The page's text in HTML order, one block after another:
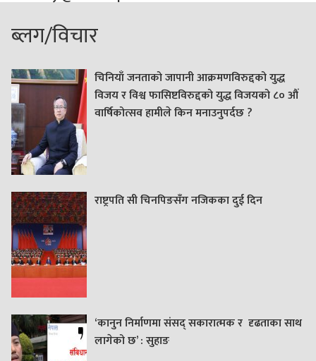
ब्लग/विचार
चिनियाँ जनताको जापानी आक्रमणविरुद्दको युद्ध
विजय र विश्व फासिष्टविरुद्दको युद्ध विजयको ८० औं
वार्षिकोत्सव हामीले किन मनाउनुपर्दछ ?
राष्ट्रपति सी चिनपिङसँग नजिकका दुई दिन
‘कानुन निर्माणमा संसद् सकारात्मक र दृढताका साथ
लागेको छ’ : सुहाङ